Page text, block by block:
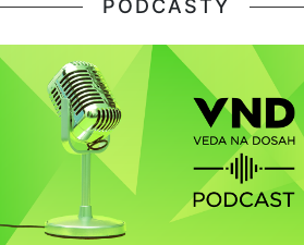
PODCASTY